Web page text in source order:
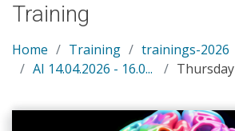
Training
Home Training
trainings-2026
AI 14.04.2026 - 16.0...
Thursday